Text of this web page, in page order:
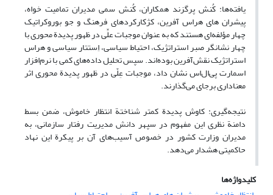
یافته‌ها: کُنش پرگزند همکاران، کُنش سمی مدیران تمامیت خواه،
پیشران های هراس آفرین، کژکارکردهای فرهنگ و جو بوروکراتیک
چهار مؤلفه‌ای هستند که به عنوان موجبات علِّی در ظهور پدیدة محوری با
چهار نشانگر صبر استراتژیک، احتیاط سیاسی، اِستتار سیاسی و هراس
استراتژیک نقش‌آفرین بوده‌اند. سپس تحلیل داده‌های کمی با نرم‌افزار
اسمارت پی‌ال‌اس نشان داد، موجبات عِلّی در ظهور پدیدة محوری اثر
معناداری برجای می‌گذارند.
نتیجه‌گیری: کاوش پدیدة کمتر شناختة انتظار خاموش، ضمن بسط
دامنة نظری این مفهوم در سپهر دانش مدیریت رفتار سازمانی، به
مدیران وزارت کشور در خصوص آسیب‌های آن بر پیکرة این نهاد
حاکمیتی هشدار می‌دهد.
کلیدواژه‌ها